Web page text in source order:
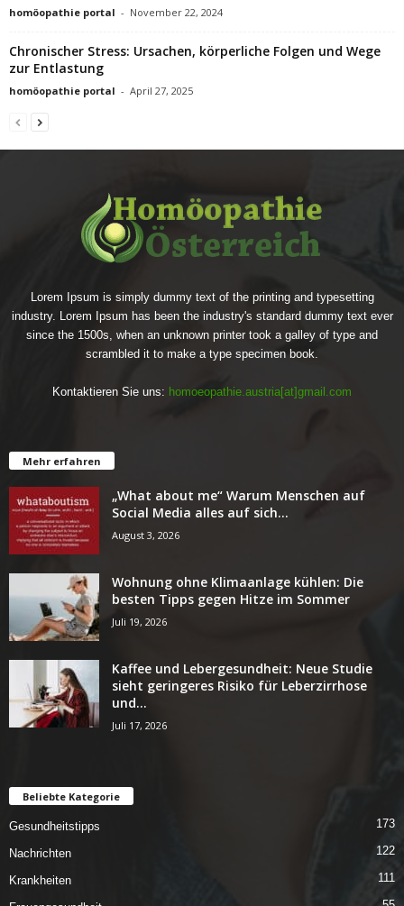
homöopathie portal - November 22, 2024
Chronischer Stress: Ursachen, körperliche Folgen und Wege
zur Entlastung
homöopathie portal - April 27, 2025
Lorem Ipsum is simply dummy text of the printing and typesetting
industry. Lorem Ipsum has been the industry's standard dummy text ever
since the 1500s, when an unknown printer took a galley of type and
scrambled it to make a type specimen book.
Kontaktieren Sie uns: homoeopathie.austria[at]gmail.com
Mehr erfahren
„What about me“ Warum Menschen auf
Social Media alles auf sich...
August 3, 2026
Wohnung ohne Klimaanlage kühlen: Die
besten Tipps gegen Hitze im Sommer
Juli 19, 2026
Kaffee und Lebergesundheit: Neue Studie
sieht geringeres Risiko für Leberzirrhose
und...
Juli 17, 2026
Beliebte Kategorie
Gesundheitstipps 173
Nachrichten 122
Krankheiten 111